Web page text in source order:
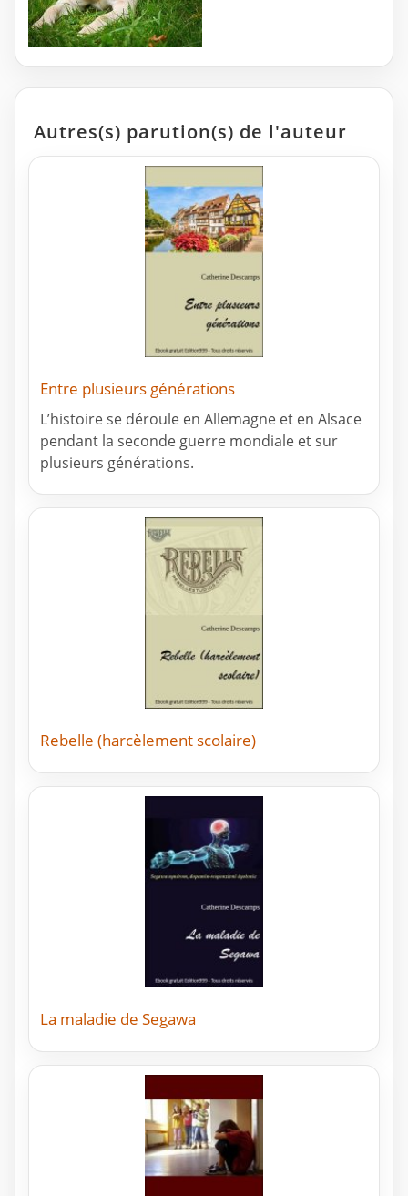
Autres(s) parution(s) de l'auteur
Entre plusieurs générations
L’histoire se déroule en Allemagne et en Alsace
pendant la seconde guerre mondiale et sur
plusieurs générations.
Rebelle (harcèlement scolaire)
La maladie de Segawa